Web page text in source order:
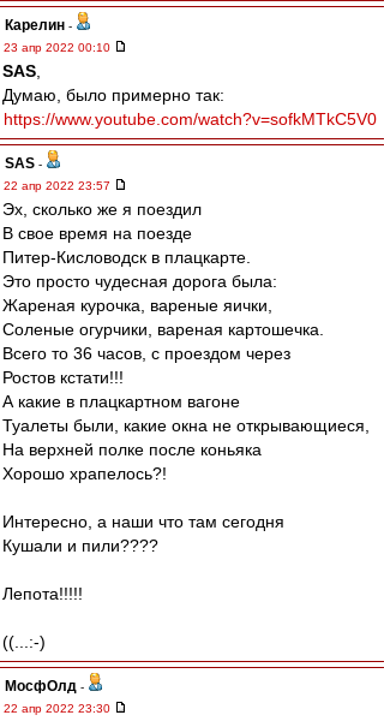
Карелин -
23 апр 2022 00:10
SAS
Думаю, было примерно так:
https://www.youtube.com/watch?v=sofkMTkC5V0
SAS -
22 апр 2022 23:57
Эх, сколько же я поездил
В свое время на поезде
Питер-Кисловодск в плацкарте.
Это просто чудесная дорога была:
Жареная курочка, вареные яички,
Соленые огурчики, вареная картошечка.
Всего то 36 часов, с проездом через
Ростов кстати!!!
А какие в плацкартном вагоне
Туалеты были, какие окна не открывающиеся,
На верхней полке после коньяка
Хорошо храпелось?!
Интересно, а наши что там сегодня
Кушали и пили????
Лепота!!!!!
((...:-)
МосфОлд -
22 апр 2022 23:30